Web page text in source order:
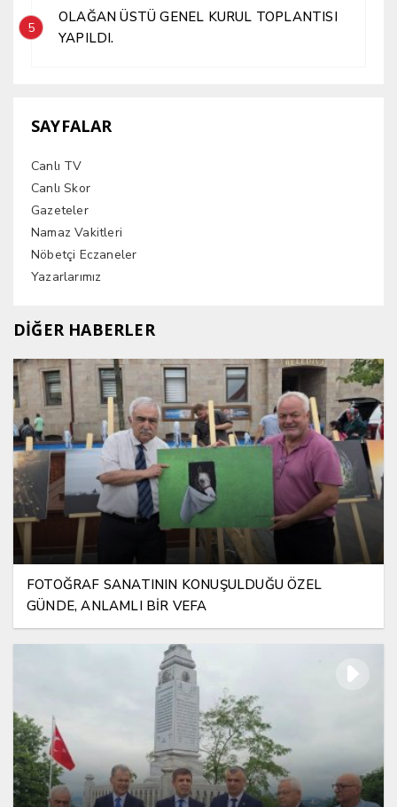
5
OLAĞAN ÜSTÜ GENEL KURUL TOPLANTISI
YAPILDI.
SAYFALAR
Canlı TV
Canlı Skor
Gazeteler
Namaz Vakitleri
Nöbetçi Eczaneler
Yazarlarımız
DİĞER HABERLER
FOTOĞRAF SANATININ KONUŞULDUĞU ÖZEL
GÜNDE, ANLAMLI BİR VEFA